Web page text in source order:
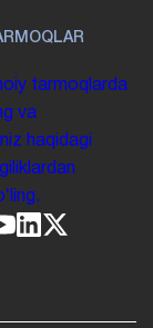
tarmoqlarda
va
haqidagi